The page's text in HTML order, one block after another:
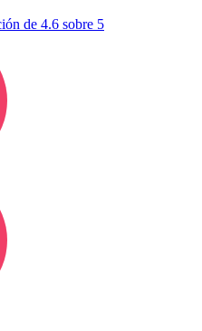
de 4.6 sobre 5